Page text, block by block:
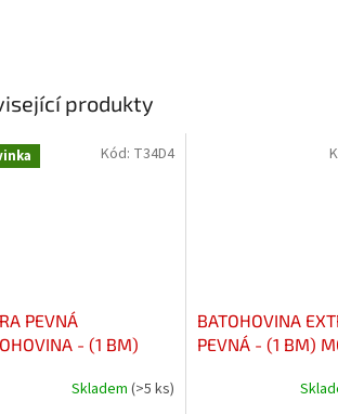
produkty
PEVNÁ
- (1 BM)
Skladem (>5 ks)
Kód: T34D4
BATOHOVINA
PEVNÁ - (1 BM)